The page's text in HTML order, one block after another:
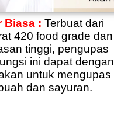
Biasa : Terbuat dari
420 food grade dan
tinggi, pengupas
ini dapat dengan
untuk mengupas
dan sayuran.